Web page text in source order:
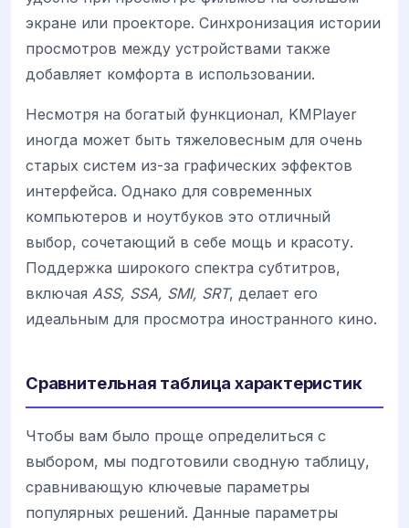
экране или проекторе. Синхронизация истории
просмотров между устройствами также
добавляет комфорта в использовании.
Несмотря на богатый функционал, KMPlayer
иногда может быть тяжеловесным для очень
старых систем из-за графических эффектов
интерфейса. Однако для современных
компьютеров и ноутбуков это отличный
выбор, сочетающий в себе мощь и красоту.
Поддержка широкого спектра субтитров,
включая ASS, SSA, SMI, SRT, делает его
идеальным для просмотра иностранного кино.
Сравнительная таблица характеристик
Чтобы вам было проще определиться с
выбором, мы подготовили сводную таблицу,
сравнивающую ключевые параметры
популярных решений. Данные параметры